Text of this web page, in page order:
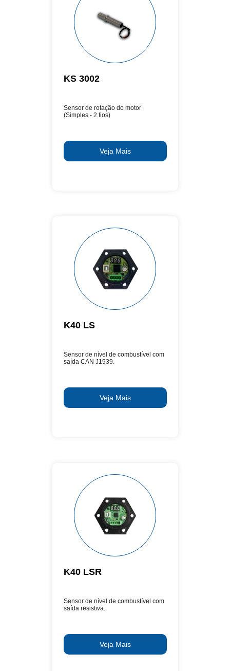
KS 3002
Sensor de rotação do motor
(Simples - 2 fios)
Veja Mais
K40 LS
Sensor de nível de combustível com
saída CAN J1939.
Veja Mais
K40 LSR
Sensor de nível de combustível com
saída resistiva.
Veja Mais